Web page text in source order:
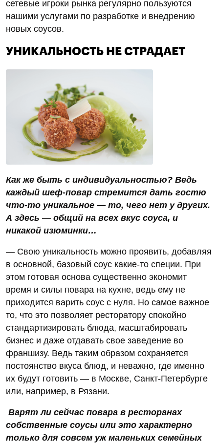
сетевые игроки рынка регулярно пользуются
нашими услугами по разработке и внедрению
новых соусов.
УНИКАЛЬНОСТЬ НЕ СТРАДАЕТ
Как же быть с индивидуальностью? Ведь
каждый шеф-повар стремится дать гостю
что-то уникальное — то, чего нет у других.
А здесь — общий на всех вкус соуса, и
никакой изюминки…
— Свою уникальность можно проявить, добавляя
в основной, базовый соус какие-то специи. При
этом готовая основа существенно экономит
время и силы повара на кухне, ведь ему не
приходится варить соус с нуля. Но самое важное
то, что это позволяет ресторатору спокойно
стандартизировать блюда, масштабировать
бизнес и даже отдавать свое заведение во
франшизу. Ведь таким образом сохраняется
постоянство вкуса блюд, и неважно, где именно
их будут готовить — в Москве, Санкт-Петербурге
или, например, в Рязани.
Варят ли сейчас повара в ресторанах
собственные соусы или это характерно
только для совсем уж маленьких семейных